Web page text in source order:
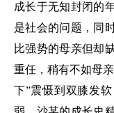
成长于无知封闭的
是社会的问题，同
比强势的母亲但却
重任，稍有不如母
下”震慑到双膝发